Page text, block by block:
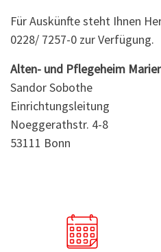
Für Auskünfte steht Ihnen
0228/ 7257-0 zur Verfügung.
Alten- und Pflegeheim
Sandor Sobothe
Einrichtungsleitung
Noeggerathstr. 4-8
53111 Bonn